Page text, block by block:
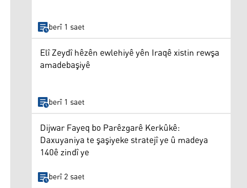
berî 1 saet
Elî Zeydî hêzên ewlehiyê yên Iraqê xistin rewşa
amadebaşiyê
berî 1 saet
Dijwar Fayeq bo Parêzgarê Kerkûkê:
Daxuyaniya te şaşiyeke stratejî ye û madeya
140ê zindî ye
berî 2 saet